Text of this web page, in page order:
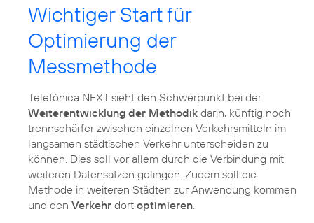
Wichtiger Start für
Optimierung der
Messmethode
Telefónica NEXT sieht den Schwerpunkt bei der
Weiterentwicklung der Methodik darin, künftig noch
trennschärfer zwischen einzelnen Verkehrsmitteln im
langsamen städtischen Verkehr unterscheiden zu
können. Dies soll vor allem durch die Verbindung mit
weiteren Datensätzen gelingen. Zudem soll die
Methode in weiteren Städten zur Anwendung kommen
und den Verkehr dort optimieren